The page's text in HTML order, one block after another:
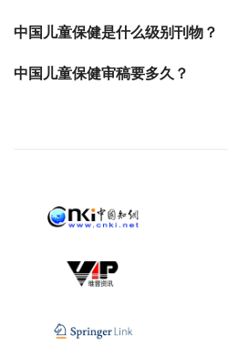
中国儿童保健是什么级别刊物？
中国儿童保健审稿要多久？